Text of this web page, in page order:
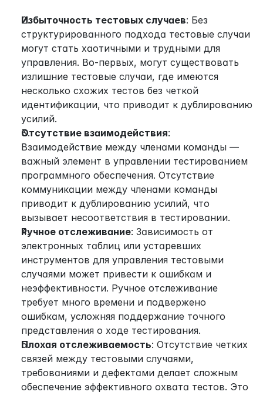
Избыточность тестовых случаев: Без
структурированного подхода тестовые случаи
могут стать хаотичными и трудными для
управления. Во-первых, могут существовать
излишние тестовые случаи, где имеются
несколько схожих тестов без четкой
идентификации, что приводит к дублированию
усилий.
Отсутствие взаимодействия:
Взаимодействие между членами команды —
важный элемент в управлении тестированием
программного обеспечения. Отсутствие
коммуникации между членами команды
приводит к дублированию усилий, что
вызывает несоответствия в тестировании.
Ручное отслеживание: Зависимость от
электронных таблиц или устаревших
инструментов для управления тестовыми
случаями может привести к ошибкам и
неэффективности. Ручное отслеживание
требует много времени и подвержено
ошибкам, усложняя поддержание точного
представления о ходе тестирования.
Плохая отслеживаемость: Отсутствие четких
связей между тестовыми случаями,
требованиями и дефектами делает сложным
обеспечение эффективного охвата тестов. Это